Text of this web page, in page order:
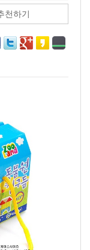
천하기